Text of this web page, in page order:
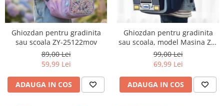
Ghiozdan pentru gradinita
sau scoala ZY-25122mov
89,00 Lei
59,99 Lei
ADAUGA IN COS
Ghiozdan pentru gradinita
sau scoala, model Masina ZY-
2545-1bleumarin/masina
99,00 Lei
69,99 Lei
ADAUGA IN COS